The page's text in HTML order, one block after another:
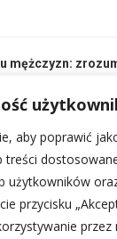
aby poprawić
treści
użytkowników
przycisku
przez
mężczyzn:
gdy druga